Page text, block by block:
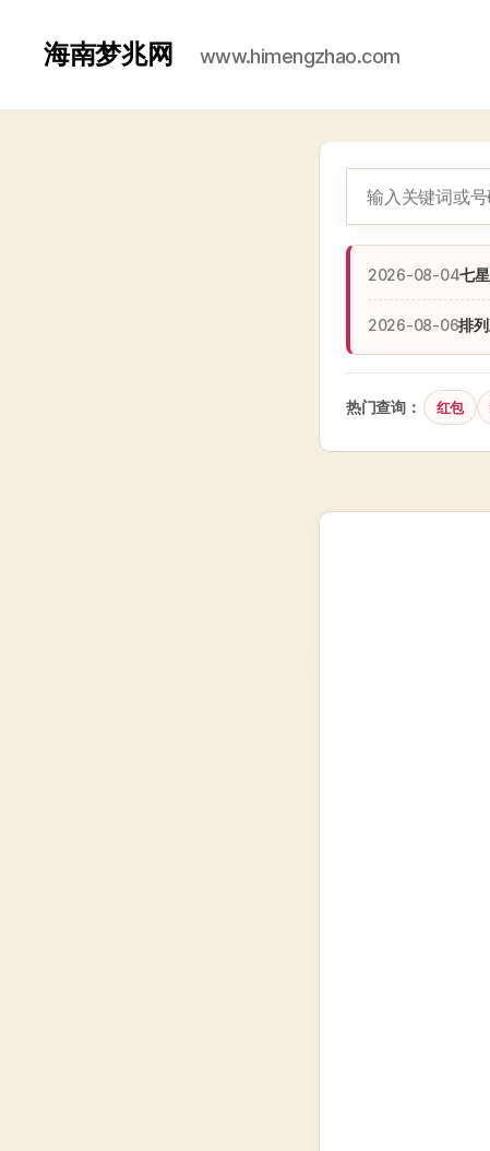
海南梦兆网 www.himengzhao.com
2026-08-04七
2026-08-06排
热门查询： 红包